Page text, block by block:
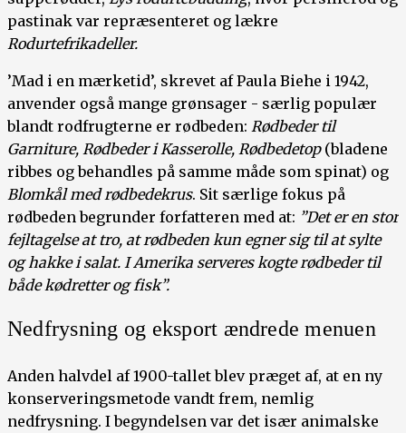
pastinak var repræsenteret og lækre
Rodurtefrikadeller.
’Mad i en mærketid’, skrevet af Paula Biehe i 1942,
anvender også mange grønsager - særlig populær
blandt rodfrugterne er rødbeden: Rødbeder til
Garniture, Rødbeder i Kasserolle, Rødbedetop(bladene
ribbes og behandles på samme måde som spinat) og
Blomkål med rødbedekrus. Sit særlige fokus på
rødbeden begrunder forfatteren med at: ”Det er en stor
fejltagelse at tro, at rødbeden kun egner sig til at sylte
og hakke i salat. I Amerika serveres kogte rødbeder til
både kødretter og fisk”.
Nedfrysning og eksport ændrede menuen
Anden halvdel af 1900-tallet blev præget af, at en ny
konserveringsmetode vandt frem, nemlig
nedfrysning. I begyndelsen var det især animalske